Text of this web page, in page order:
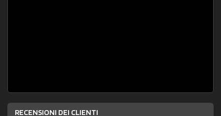
RECENSIONI DEI CLIENTI